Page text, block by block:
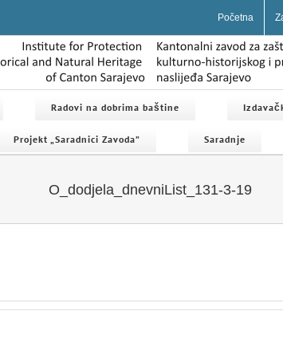
Početna
Radovi na dobrima baštine
Projekt „Saradnici Zavoda” Saradnje
O_dodjela_dnevniList_131-3-19